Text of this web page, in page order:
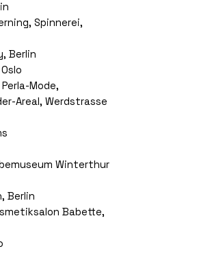
Spinnerei,
Berlin
Mode,
Areal, Werdstrasse
Winterthur
Berlin
Babette,